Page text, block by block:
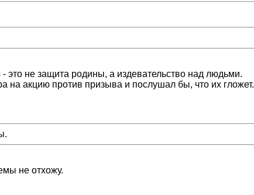
это не защита родины, а издевательство над людьми.
на акцию против призыва и послушал бы, что их гложет.
не отхожу.